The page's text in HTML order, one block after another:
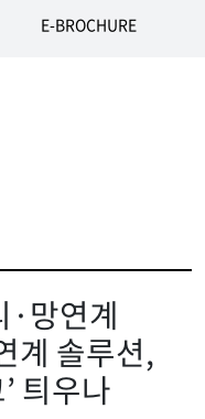
E-BROCHURE
망연계
계 솔루션,
틔우나